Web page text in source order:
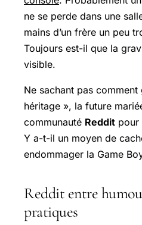
ne se perde dans une
mains d’un frère un peu
Toujours est-il que la
visible.
Ne sachant pas
héritage », la future
communauté Reddit pour
Y a-t-il un moyen de
endommager la Game
Reddit entre
pratiques